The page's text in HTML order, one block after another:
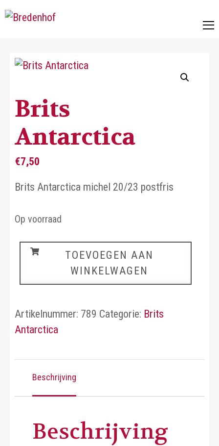
Brits
Antarctica
€7,50
Brits Antarctica michel 20/23 postfris
Op voorraad
Brits
TOEVOEGEN AAN
WINKELWAGEN
Artikelnummer: 789 Categorie: Brits
Antarctica
Beschrijving
Beschrijving